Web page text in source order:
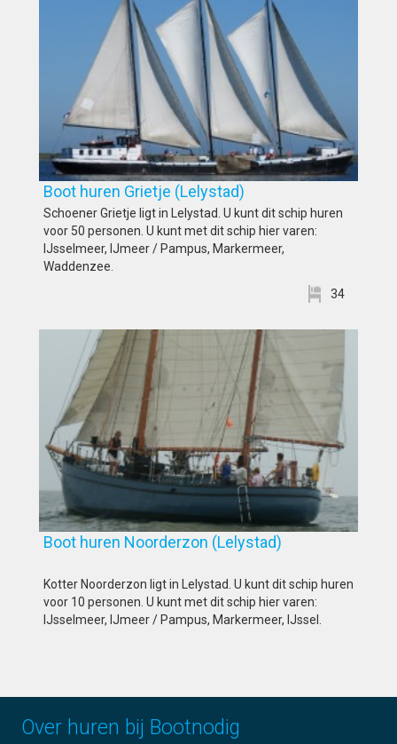
Boot huren Grietje (Lelystad)
Schoener Grietje ligt in Lelystad. U kunt dit schip huren
voor 50 personen. U kunt met dit schip hier varen:
IJsselmeer, IJmeer / Pampus, Markermeer,
Waddenzee.
34
Boot huren Noorderzon (Lelystad)
Kotter Noorderzon ligt in Lelystad. U kunt dit schip huren
voor 10 personen. U kunt met dit schip hier varen:
IJsselmeer, IJmeer / Pampus, Markermeer, IJssel.
Over huren bij Bootnodig